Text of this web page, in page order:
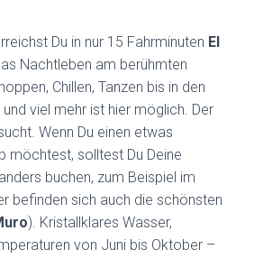
Du in nur 15 Fahrminuten El
Nachtleben am berühmten
Chillen, Tanzen bis in den
viel mehr ist hier möglich. Der
Wenn Du einen etwas
möchtest, solltest Du Deine
buchen, zum Beispiel im
befinden sich auch die schönsten
). Kristallklares Wasser,
von Juni bis Oktober –